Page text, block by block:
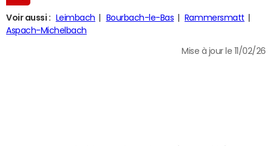
Voir aussi : Leimbach Bourbach-le-Bas
Rammersmatt
Aspach-Michelbach
Mise à jour le 11/02/26